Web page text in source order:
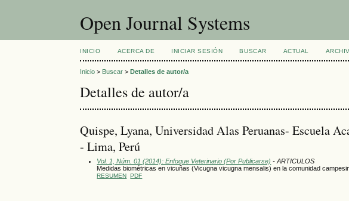
Open Journal Systems
INICIO ACERCA DE INICIAR SESIÓN BUSCAR ACTUAL
Inicio > Buscar >Detalles de autor/a
Detalles de autor/a
Quispe, Lyana, Universidad Alas Peruanas- Escuela
- Lima, Perú
Vol. 1, Núm. 01 (2014): Enfoque Veterinario (Por Publicarse) - ARTICULOS
Medidas biométricas en vicuñas (Vicugna vicugna mensalis) en la comunidad
RESUMEN PDF